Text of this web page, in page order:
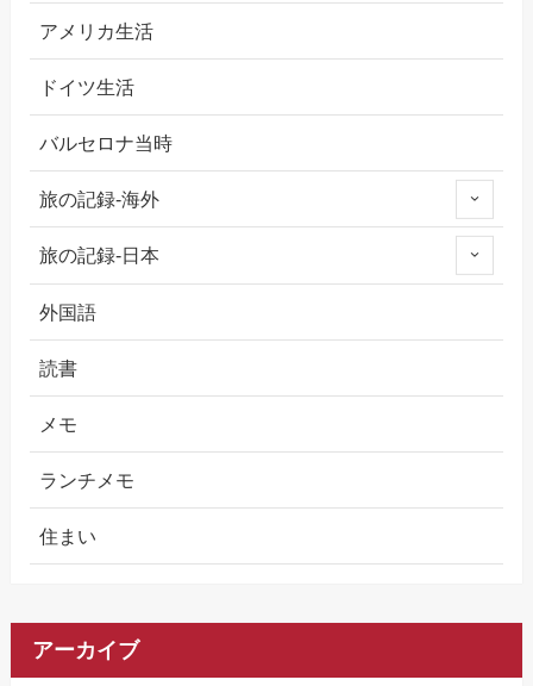
アメリカ生活
ドイツ生活
バルセロナ当時
旅の記録-海外
旅の記録-日本
外国語
読書
メモ
ランチメモ
住まい
アーカイブ